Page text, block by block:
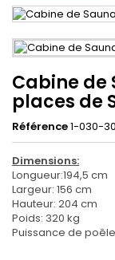
Cabine de
places de
Référence1-030-
Dimensions:
Longueur:194,5 cm
Largeur: 156 cm
Hauteur: 204 cm
Poids: 320 kg
Puissance de